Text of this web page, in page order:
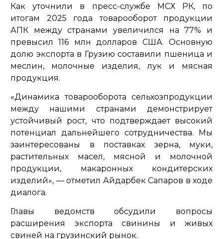
Как уточнили в пресс-службе МСХ РК, по
итогам 2025 года товарооборот продукции
АПК между странами увеличился на 77% и
превысил 116 млн долларов США. Основную
долю экспорта в Грузию составили пшеница и
меслин, молочные изделия, лук и мясная
продукция.
«Динамика товарооборота сельхозпродукции
между нашими странами демонстрирует
устойчивый рост, что подтверждает высокий
потенциал дальнейшего сотрудничества. Мы
заинтересованы в поставках зерна, муки,
растительных масел, мясной и молочной
продукции, макаронных кондитерских
изделий», — отметил Айдарбек Сапаров в ходе
диалога.
Главы ведомств обсудили вопросы
расширения экспорта свинины и живых
свиней на грузинский рынок.